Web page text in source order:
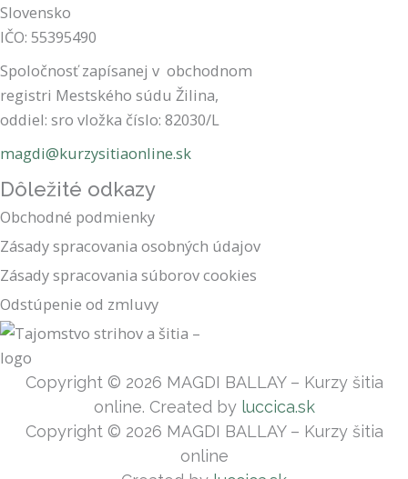
Slovensko
IČO: 55395490
Spoločnosťzapísanej v obchodnom
registri Mestského súdu Žilina,
oddiel: sro vložka číslo: 82030/L
magdi@kurzysitiaonline.sk
Dôležité odkazy
Obchodné podmienky
Zásady spracovania osobných údajov
Zásady spracovania súborov cookies
Odstúpenie od zmluvy
Copyright © 2026 MAGDI BALLAY – Kurzy šitia
online. Created by luccica.sk
Copyright © 2026 MAGDI BALLAY – Kurzy šitia
online